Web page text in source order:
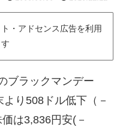
・アドセンス広告を利用
ブラックマンデー
り508ドル低下（－
は3,836円安(－